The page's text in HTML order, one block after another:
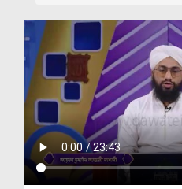
Madani Channel
Volunteer Portal
Donation